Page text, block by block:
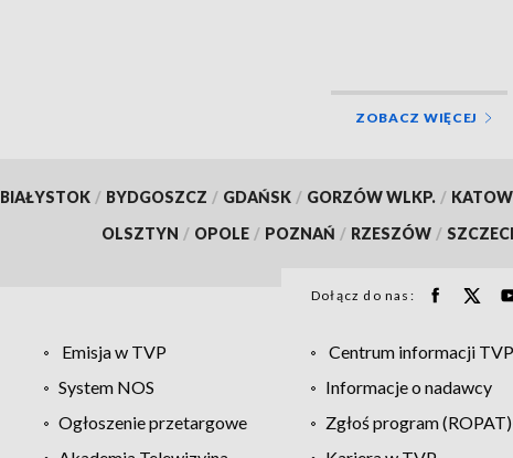
ZOBACZ WIĘCEJ
BIAŁYSTOK / BYDGOSZCZ / GDAŃSK / GORZÓW WLKP. /
OLSZTYN / OPOLE / POZNAŃ / RZESZÓW /
Dołącz do nas:
Emisja w TVP Centrum informacji TVP
System NOS Informacje o nadawcy
Ogłoszenie przetargowe Zgłoś program (ROPAT)